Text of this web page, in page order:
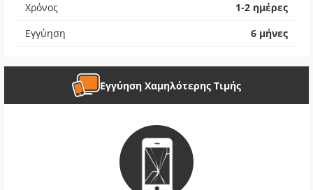
Χρόνος
1-2 ημέρες
Εγγύηση
6 μήνες
Εγγύηση Χαμηλότερης Τιμής